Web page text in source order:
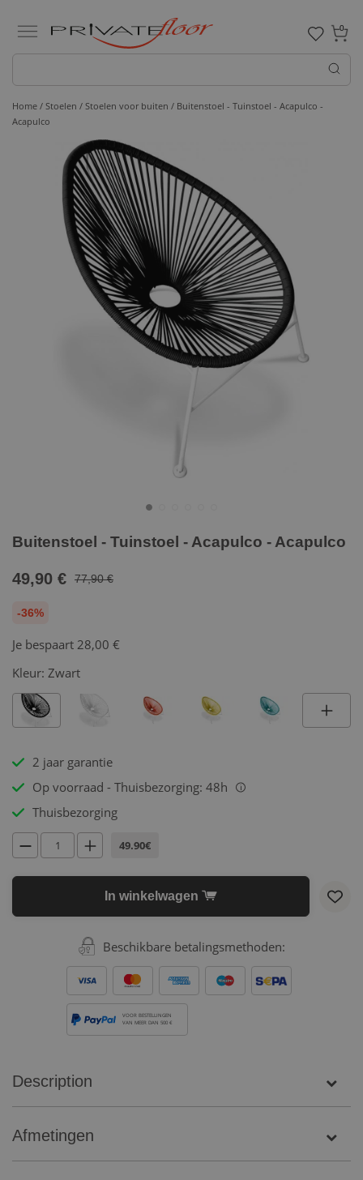
0
Home / Stoelen / Stoelen voor buiten / Buitenstoel - Tuinstoel - Acapulco -
Acapulco
Buitenstoel - Tuinstoel - Acapulco - Acapulco
49,90 € 77,90 €
-36%
Je bespaart 28,00 €
Kleur: Zwart
2 jaar garantie
Op voorraad - Thuisbezorging: 48h
i
Thuisbezorging
49.90€
In winkelwagen
Beschikbare betalingsmethoden:
VOOR BESTELLINGEN
VAN MEER DAN 500 €
Description
Afmetingen